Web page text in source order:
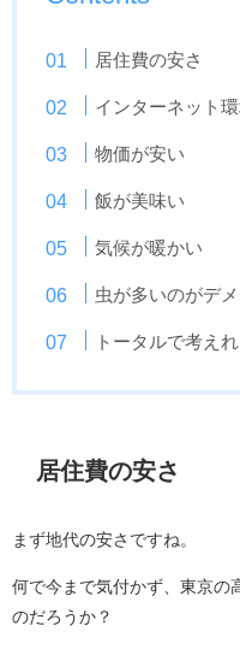
居住費の安さ
インターネット
物価が安い
飯が美味い
気候が暖かい
虫が多いのがデ
トータルで考え
居住費の安さ
まず地代の安さですね。
何で今まで気付かず、東京の
のだろうか？